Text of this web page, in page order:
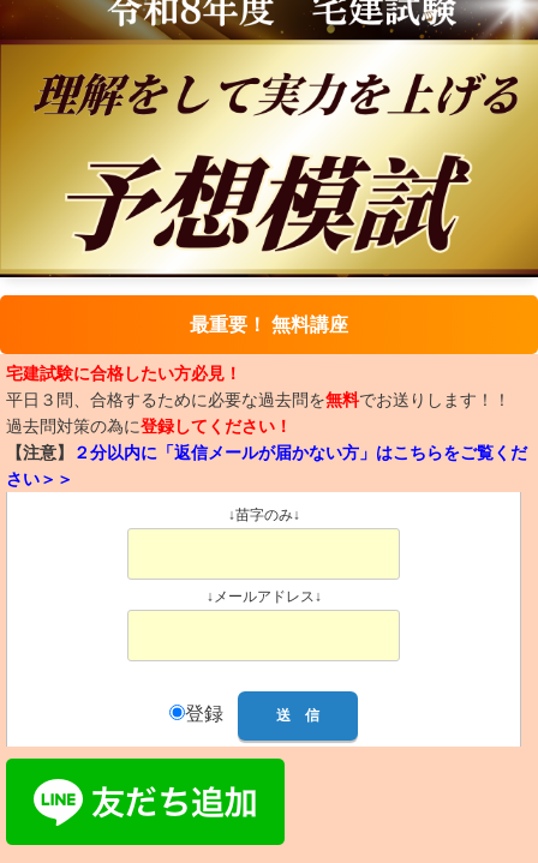
最重要！ 無料講座
宅建試験に合格したい方必見！
平日３問、合格するために必要な過去問を無料でお送りします！！
過去問対策の為に登録してください！
【注意】
２分以内に「返信メールが届かない方」はこちらをご覧くだ
さい＞＞
↓苗字のみ↓
↓メールアドレス↓
登録